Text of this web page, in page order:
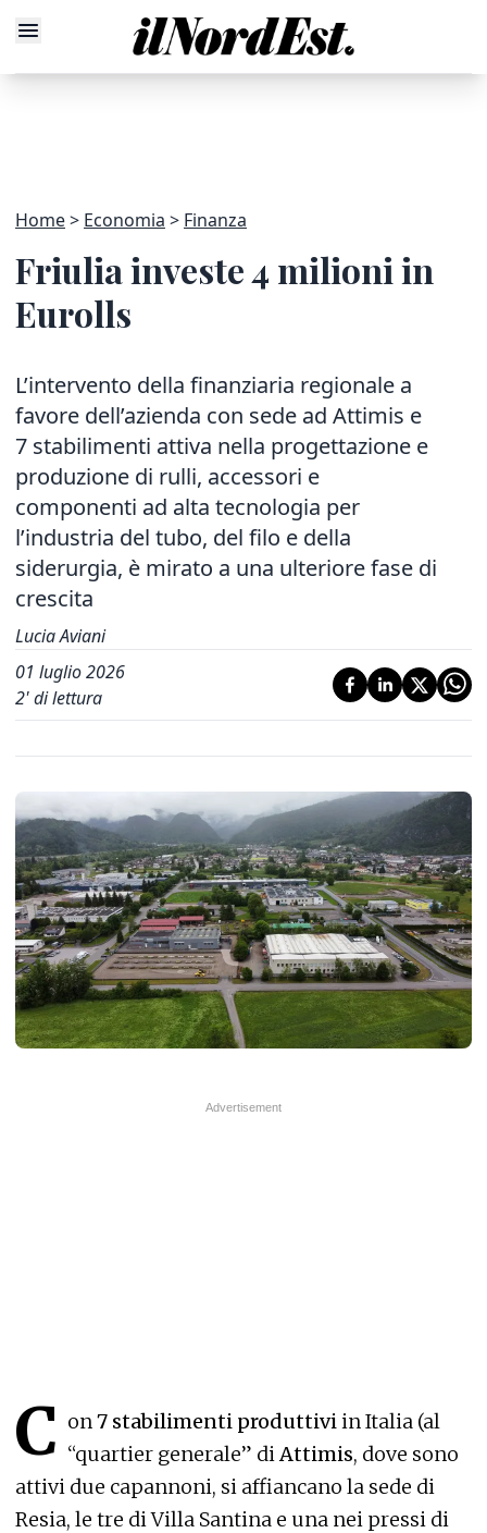
Home Economia Finanza
Friulia investe 4 milioni in
Eurolls
L’intervento della finanziaria regionale a
favore dell’azienda con sede ad Attimis e
7 stabilimenti attiva nella progettazione e
produzione di rulli, accessori e
componenti ad alta tecnologia per
l’industria del tubo, del filo e della
siderurgia, è mirato a una ulteriore fase di
crescita
Lucia Aviani
01 luglio 2026
2' di lettura
C on7 stabilimenti produttiviin Italia (al
“quartier generale” diAttimis, dove sono
attivi due capannoni, si affiancano la sede di
Resia, le tre di Villa Santina e una nei pressi di